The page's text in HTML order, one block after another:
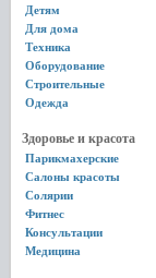
Детям
Для дома
Техника
Оборудование
Строительные
Одежда
Здоровье и красота
Парикмахерские
Салоны красоты
Солярии
Фитнес
Консультации
Медицина